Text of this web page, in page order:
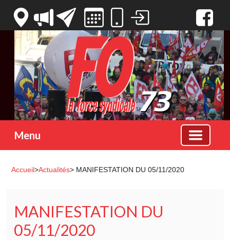
Menu
Accueil>Actualités> MANIFESTATION DU 05/11/2020
MANIFESTATION DU
05/11/2020